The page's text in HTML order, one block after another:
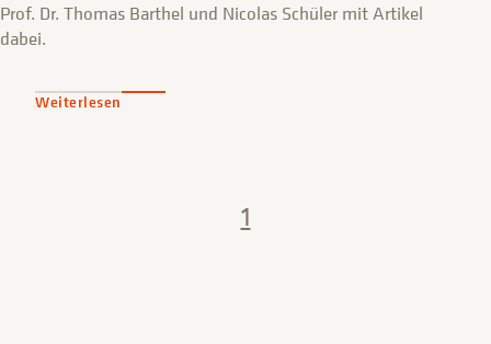
Prof. Dr. Thomas Barthel und Nicolas Schüler mit Artikel
dabei.
Weiterlesen
1